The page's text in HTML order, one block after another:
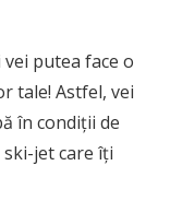
putea face o
tale! Astfel, vei
în condiții de
jet care îți